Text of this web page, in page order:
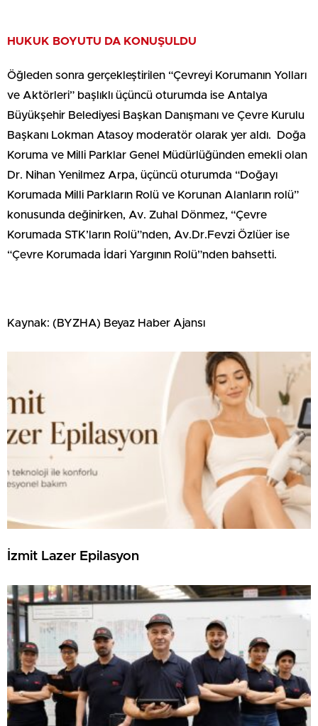
HUKUK BOYUTU DA KONUŞULDU
Öğleden sonra gerçekleştirilen “Çevreyi Korumanın Yolları
ve Aktörleri” başlıklı üçüncü oturumda ise Antalya
Büyükşehir Belediyesi Başkan Danışmanı ve Çevre Kurulu
Başkanı Lokman Atasoy moderatör olarak yer aldı. Doğa
Koruma ve Milli Parklar Genel Müdürlüğünden emekli olan
Dr. Nihan Yenilmez Arpa, üçüncü oturumda “Doğayı
Korumada Milli Parkların Rolü ve Korunan Alanların rolü”
konusunda değinirken, Av. Zuhal Dönmez, “Çevre
Korumada STK’ların Rolü”nden, Av.Dr.Fevzi Özlüer ise
“Çevre Korumada İdari Yargının Rolü”nden bahsetti.
Kaynak: (BYZHA) Beyaz Haber Ajansı
İzmit Lazer Epilasyon